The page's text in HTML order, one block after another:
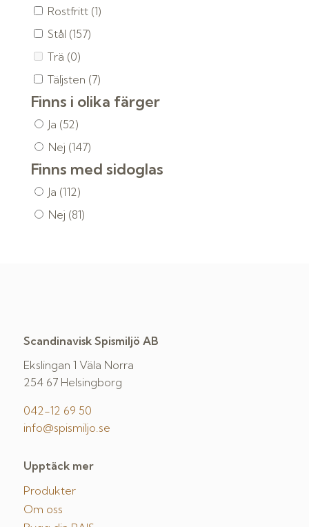
Rostfritt (1)
Stål (157)
Trä (0)
Täljsten (7)
Finns i olika färger
Ja (52)
Nej (147)
Finns med sidoglas
Ja (112)
Nej (81)
Scandinavisk Spismiljö AB
Ekslingan 1 Väla Norra
254 67 Helsingborg
042-12 69 50
info@spismiljo.se
Upptäck mer
Produkter
Om oss